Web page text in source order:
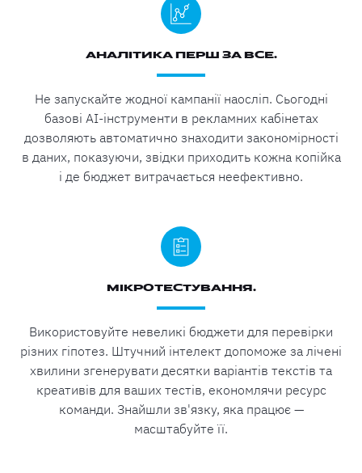
АНАЛІТИКА ПЕРШ ЗА ВСЕ.
Не запускайте жодної кампанії наосліп. Сьогодні
базові AI-інструменти в рекламних кабінетах
дозволяють автоматично знаходити закономірності
в даних, показуючи, звідки приходить кожна копійка
і де бюджет витрачається неефективно.
МІКРОТЕСТУВАННЯ.
Використовуйте невеликі бюджети для перевірки
різних гіпотез. Штучний інтелект допоможе за лічені
хвилини згенерувати десятки варіантів текстів та
креативів для ваших тестів, економлячи ресурс
команди. Знайшли зв'язку, яка працює —
масштабуйте її.